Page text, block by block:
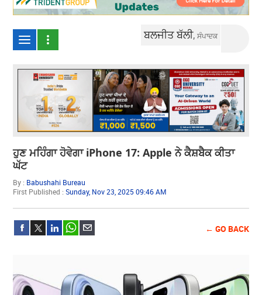
ਬਲਜੀਤ ਬੱਲੀ,ਸੰਪਾਦਕ
ਹੁਣ ਮਹਿੰਗਾ ਹੋਵੇਗਾ iPhone 17: Apple ਨੇ ਕੈਸ਼ਬੈਕ ਕੀਤਾ
ਘੱਟ
By : Babushahi Bureau
First Published :Sunday, Nov 23, 2025 09:46 AM
← GO BACK